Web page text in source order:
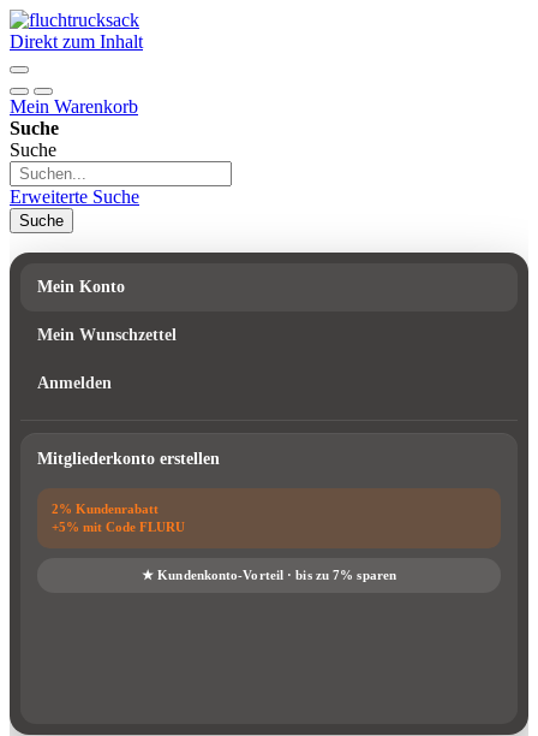
Direkt zum Inhalt
Mein Warenkorb
Suche
Suche
Erweiterte Suche
Suche
Mein Konto
Mein Wunschzettel
Anmelden
Mitgliederkonto erstellen